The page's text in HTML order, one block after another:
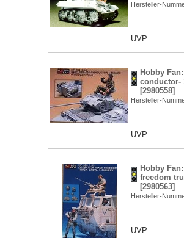
Hersteller-
UVP
Hobby
conductor-
[2980558]
Hersteller-
UVP
Hobby
freedom
[2980563]
Hersteller-
UVP